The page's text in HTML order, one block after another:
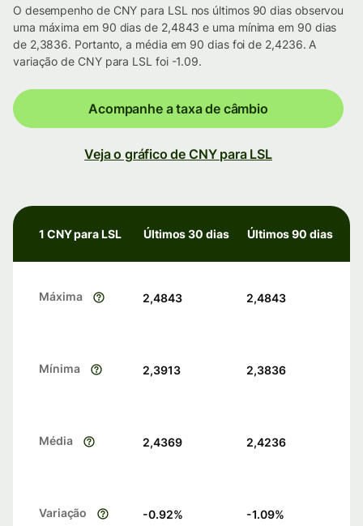
O desempenho de CNY para LSL nos últimos 90 dias observou
uma máxima em 90 dias de 2,4843 e uma mínima em 90 dias
de 2,3836. Portanto, a média em 90 dias foi de 2,4236. A
variação de CNY para LSL foi -1.09.
Acompanhe a taxa de câmbio
Veja o gráfico de CNY para LSL
1 CNY para LSL Últimos 30 dias Últimos 90 dias
Máxima 2,4843 2,4843
Mínima 2,3913 2,3836
Média 2,4369 2,4236
Variação -0.92% -1.09%